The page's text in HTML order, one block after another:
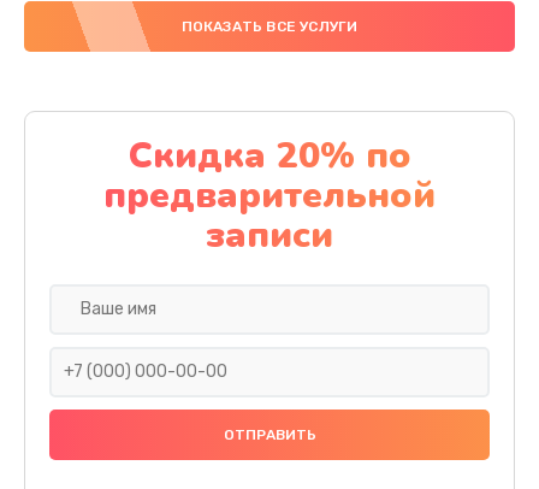
Замена южного моста
Заказать
Чистка от пыли
1060 руб.
Заказать
Ремонт подсветки
ПОКАЗАТЬ ВСЕ УСЛУГИ
Скидка 20% по
предварительной
записи